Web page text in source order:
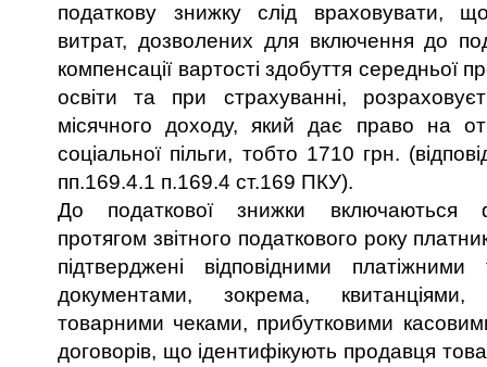
податкову знижку слід враховувати,
витрат, дозволених для включення до
компенсації вартості здобуття середньої
освіти та при страхуванні,
місячного доходу, який дає право на
соціальної пільги, тобто 1710 грн.
пп.169.4.1 п.169.4 ст.169 ПКУ).
До податкової знижки включаються
протягом звітного податкового року
підтверджені відповідними
документами, зокрема,
товарними чеками, прибутковими
договорів, що ідентифікують продавця